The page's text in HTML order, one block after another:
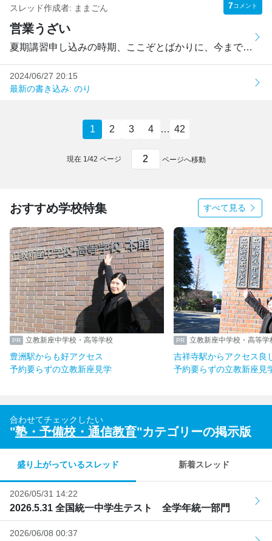
スレッド作成者: ままごん 7コメント
営業うざい
夏期講習申し込みの時期、ここぞとばかりに、今まで全く連絡...
2024/06/27 20:15
最新の書き込み: のり
1 2 3 4 … 42
現在 1/42 ページ ページへ移動
おすすめ学校特集 すべて見る
立教新座中学校・高等学校
豊洲駅からも好アクセス
予約要らずの立教新座見学
立教新座中学校・高等学
吉祥寺駅からアクセス良
予約要らずの立教新座見
合わせてチェックしたい
"塾・予備校・通信教育"カテゴリーの掲示版
盛り上がっているスレッド 新着スレッド
2026/05/31 14:22
2026.5.31 全国統一中学生テスト 全学年統一部門
2026/06/08 00:37